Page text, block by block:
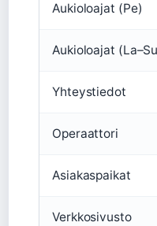
Aukioloajat (Pe)
Aukioloajat
Yhteystiedot
Operaattori
Asiakaspaikat
Verkkosivusto